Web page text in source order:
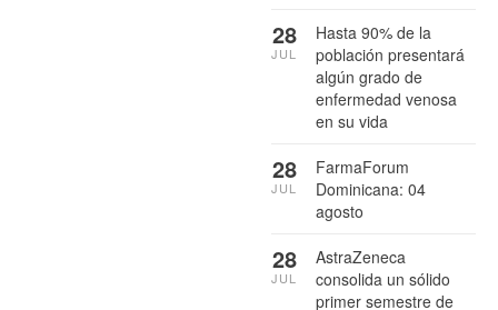
Hasta 90% de la
población presentará
algún grado de
enfermedad venosa
en su vida
28
JUL
FarmaForum
Dominicana: 04
agosto
28
JUL
AstraZeneca
consolida un sólido
primer semestre de
28
JUL